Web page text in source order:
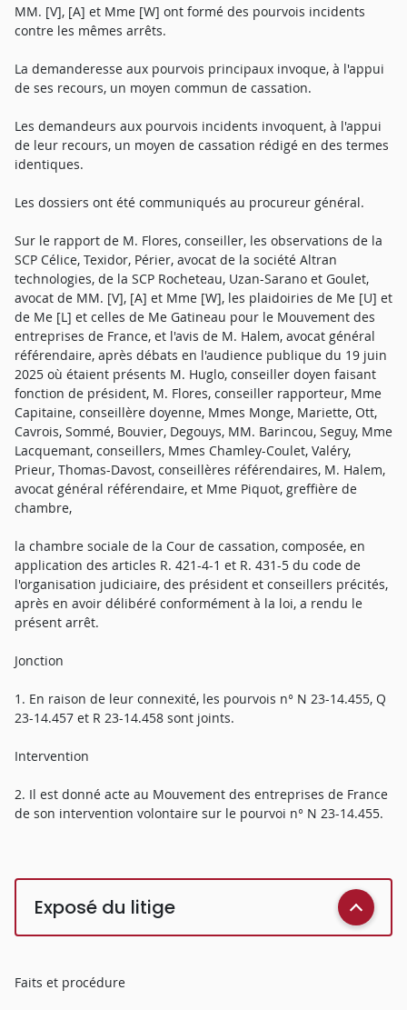
MM. [V], [A] et Mme [W] ont formé des pourvois incidents
contre les mêmes arrêts.
La demanderesse aux pourvois principaux invoque, à l'appui
de ses recours, un moyen commun de cassation.
Les demandeurs aux pourvois incidents invoquent, à l'appui
de leur recours, un moyen de cassation rédigé en des termes
identiques.
Les dossiers ont été communiqués au procureur général.
Sur le rapport de M. Flores, conseiller, les observations de la
SCP Célice, Texidor, Périer, avocat de la société Altran
technologies, de la SCP Rocheteau, Uzan-Sarano et Goulet,
avocat de MM. [V], [A] et Mme [W], les plaidoiries de Me [U] et
de Me [L] et celles de Me Gatineau pour le Mouvement des
entreprises de France, et l'avis de M. Halem, avocat général
référendaire, après débats en l'audience publique du 19 juin
2025 où étaient présents M. Huglo, conseiller doyen faisant
fonction de président, M. Flores, conseiller rapporteur, Mme
Capitaine, conseillère doyenne, Mmes Monge, Mariette, Ott,
Cavrois, Sommé, Bouvier, Degouys, MM. Barincou, Seguy, Mme
Lacquemant, conseillers, Mmes Chamley-Coulet, Valéry,
Prieur, Thomas-Davost, conseillères référendaires, M. Halem,
avocat général référendaire, et Mme Piquot, greffière de
chambre,
la chambre sociale de la Cour de cassation, composée, en
application des articles R. 421-4-1 et R. 431-5 du code de
l'organisation judiciaire, des président et conseillers précités,
après en avoir délibéré conformément à la loi, a rendu le
présent arrêt.
Jonction
1. En raison de leur connexité, les pourvois n° N 23-14.455, Q
23-14.457 et R 23-14.458 sont joints.
Intervention
2. Il est donné acte au Mouvement des entreprises de France
de son intervention volontaire sur le pourvoi n° N 23-14.455.
Exposé du litige
Faits et procédure